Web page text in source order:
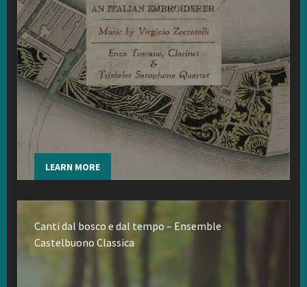
LEARN MORE
Canti dal bosco e dal tempo – Ensemble
Castelbuono Classica